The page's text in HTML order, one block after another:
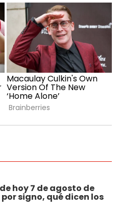
hoy 7 de agosto de
signo, qué dicen los